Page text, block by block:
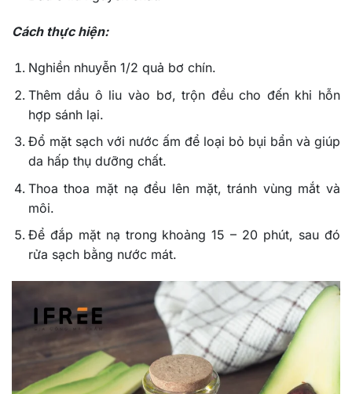
Cách thực hiện:
Nghiền nhuyễn 1/2 quả bơ chín.
Thêm dầu ô liu vào bơ, trộn đều cho đến khi hỗn
hợp sánh lại.
Đổ mặt sạch với nước ấm để loại bỏ bụi bẩn và giúp
da hấp thụ dưỡng chất.
Thoa thoa mặt nạ đều lên mặt, tránh vùng mắt và
môi.
Để đắp mặt nạ trong khoảng 15 – 20 phút, sau đó
rửa sạch bằng nước mát.